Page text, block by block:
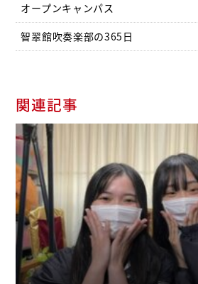
オープンキャンパス
智翠館吹奏楽部の365日
関連記事